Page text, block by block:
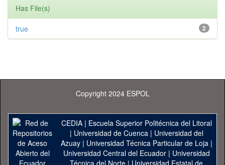
Has File(s)
2
true
Copyright 2024 ESPOL
CEDIA| Escuela Superior Politécnica del Litoral
| Universidad de Cuenca| Universidad del
Azuay| Universidad Técnica Particular de Loja|
Universidad Central del Ecuador| Universidad
Técnica del Norte | Universidad Estatal de